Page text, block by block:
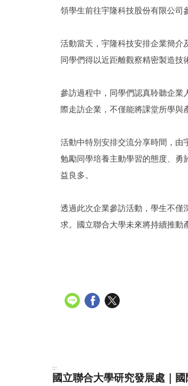
領學生前往宇隆科技股份有限公司
活動當天，宇隆科技安排企業簡介
同學們得以近距離觀察精密製造技
參訪過程中，同學們認真聆聽企業
際走訪企業，不僅能將課堂所學與
活動中特別安排交流分享時間，由
勉勵同學培養主動學習的態度、勇
益良多。
透過此次企業參訪活動，學生不僅
求。國立聯合大學未來將持續推動
:::
國立聯合大學研究發展處｜